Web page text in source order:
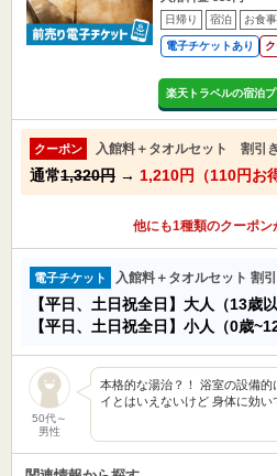
日帰り 宿泊 お食
電子チケットあり
楽天トラベルの宿泊
クーポン 入館料＋タオルセット 割引き
通常1,320円 → 1,210円（110円お
他にも1種類のクーポン
電子チケット 入館料＋タオルセット 割
【平日、土日祝全日】大人（13歳
【平日、土日祝全日】小人（0歳
50代～
男性
本格的な湯治？！ 浴室の設備
イとはいえないけど 身体に効い